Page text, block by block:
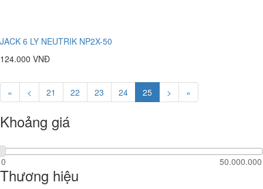
JACK 6 LY NEUTRIK NP2X-50
124.000 VNĐ
« < 21 22 23 24 25 > »
Khoảng giá
Thương hiệu